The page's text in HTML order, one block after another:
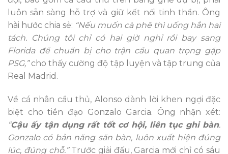
luôn sẵn sàng hỗ trợ và giữ kết nối tinh thần. Ông
hài hước chia sẻ: “Nếu muốn cà phê thì uống hẳn hai
tách. Chúng tôi chỉ có hai giờ nghỉ rồi bay sang
Florida để chuẩn bị cho trận cầu quan trọng gặp
PSG,”cho thấy cường độ tập luyện và tập trung của
Real Madrid.
Về cá nhân cầu thủ, Alonso dành lời khen ngợi đặc
biệt cho tiền đạo Gonzalo Garcia. Ông nhận xét:
“Cậu ấy tận dụng rất tốt cơ hội, liên tục ghi bàn.
Gonzalo có bản năng săn bàn, luôn xuất hiện đúng
lúc, đúng chỗ.”Trước giải đấu, Garcia mới chỉ có sáu